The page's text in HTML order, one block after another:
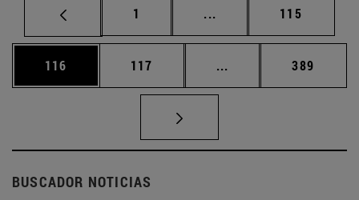
Página
1 ... Páginas intermedias
Página
115
Página
116 Página
117 ... Páginas intermedias
Página
389
BUSCADOR NOTICIAS